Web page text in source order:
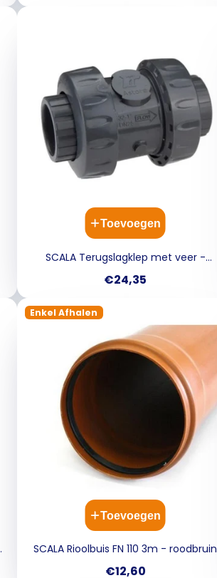
Toevoegen
SCALA Terugslagklep met veer -
Prijs
€24,35
Enkel Afhalen
Toevoegen
SCALA Rioolbuis FN 110 3m - roodbruin
Prijs
€12,60